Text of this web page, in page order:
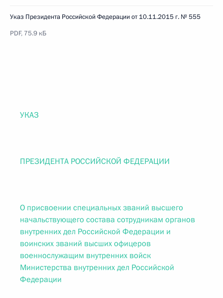
Указ Президента Российской Федерации от 10.11.2015 г. № 555
PDF, 75.9 кБ
УКАЗ
ПРЕЗИДЕНТА РОССИЙСКОЙ ФЕДЕРАЦИИ
О присвоении специальных званий высшего
начальствующего состава сотрудникам органов
внутренних дел Российской Федерации и
воинских званий высших офицеров
военнослужащим внутренних войск
Министерства внутренних дел Российской
Федерации